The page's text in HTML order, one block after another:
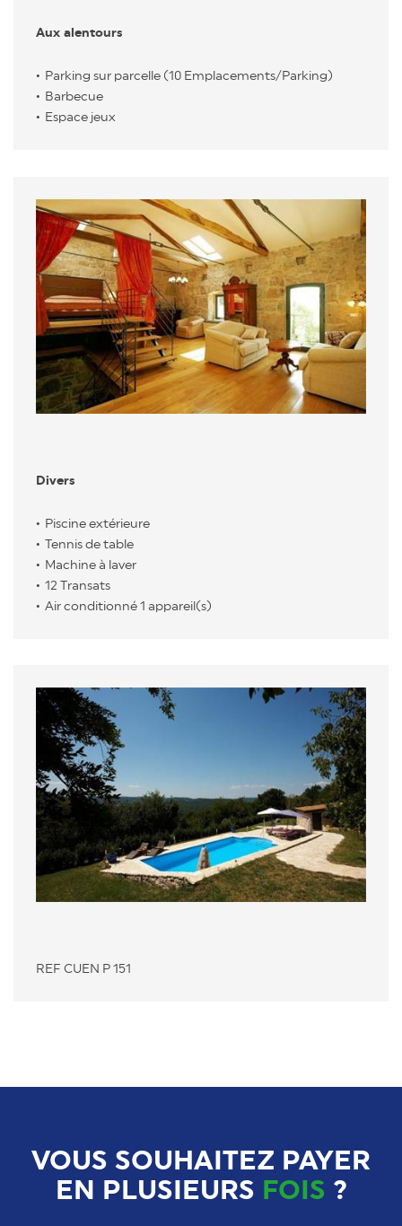
Aux alentours
Parking sur parcelle (10 Emplacements/Parking)
Barbecue
Espace jeux
Divers
Piscine extérieure
Tennis de table
Machine à laver
12 Transats
Air conditionné 1 appareil(s)
REF CUEN P 151
VOUS SOUHAITEZ PAYER
EN PLUSIEURS FOIS ?